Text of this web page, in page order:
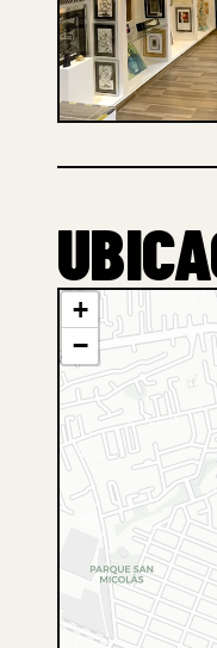
+
−